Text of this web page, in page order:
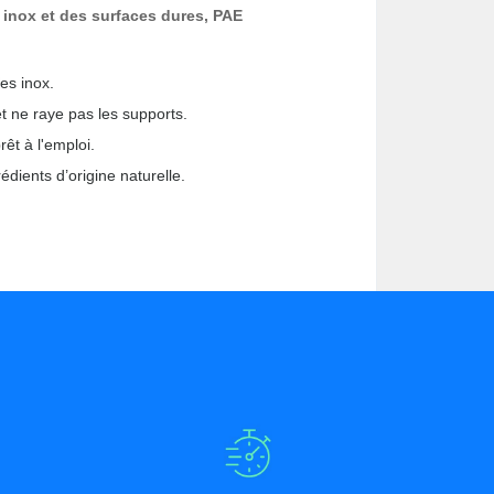
et des surfaces dures, PAE
inox.
ne raye pas les supports.
à l'emploi.
d’origine naturelle.